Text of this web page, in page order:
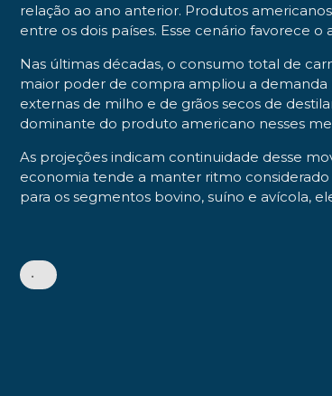
relação ao ano anterior. Produtos
entre os dois países. Esse cenário favorece
Nas últimas décadas, o consumo total de
maior poder de compra ampliou a demanda
externas de milho e de grãos secos de
dominante do produto americano nesses
As projeções indicam continuidade desse
economia tende a manter ritmo
para os segmentos bovino, suíno e avícola,
•